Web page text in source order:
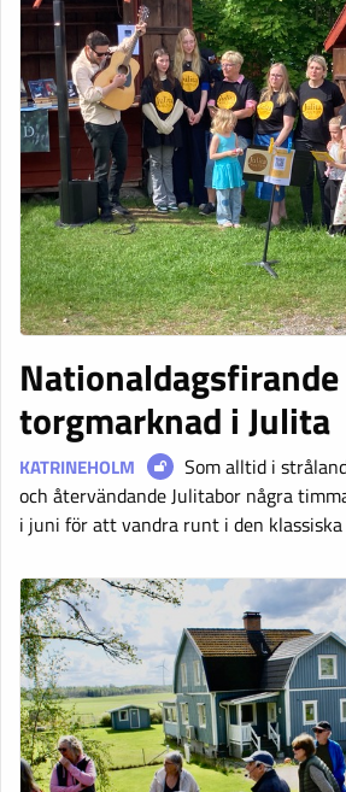
Nationaldagsfirande
torgmarknad i Julita
KATRINEHOLM
Som alltid i
och återvändande Julitabor några
i juni för att vandra runt i den